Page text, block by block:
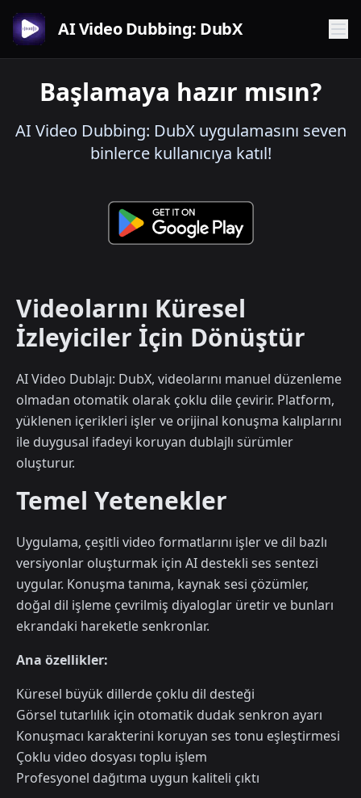
AI Video Dubbing: DubX
Başlamaya hazır mısın?
AI Video Dubbing: DubX uygulamasını seven
binlerce kullanıcıya katıl!
Videolarını Küresel
İzleyiciler İçin Dönüştür
AI Video Dublajı: DubX, videolarını manuel düzenleme
olmadan otomatik olarak çoklu dile çevirir. Platform,
yüklenen içerikleri işler ve orijinal konuşma kalıplarını
ile duygusal ifadeyi koruyan dublajlı sürümler
oluşturur.
Temel Yetenekler
Uygulama, çeşitli video formatlarını işler ve dil bazlı
versiyonlar oluşturmak için AI destekli ses sentezi
uygular. Konuşma tanıma, kaynak sesi çözümler,
doğal dil işleme çevrilmiş diyaloglar üretir ve bunları
ekrandaki hareketle senkronlar.
Ana özellikler:
Küresel büyük dillerde çoklu dil desteği
Görsel tutarlılık için otomatik dudak senkron ayarı
Konuşmacı karakterini koruyan ses tonu eşleştirmesi
Çoklu video dosyası toplu işlem
Profesyonel dağıtıma uygun kaliteli çıktı